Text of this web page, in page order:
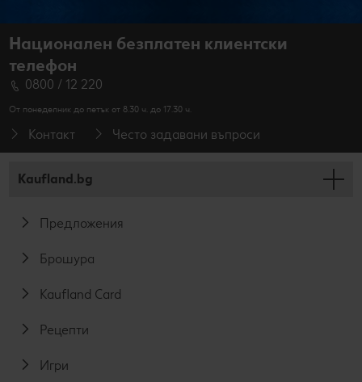
Национален безплатен клиентски
телефон
0800 / 12 220
От понеделник до петък от 8.30 ч. до 17.30 ч.
Контакт Често задавани въпроси
Kaufland.bg
Предложения
Брошура
Kaufland Card
Рецепти
Игри